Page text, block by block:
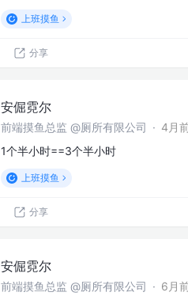
上班摸鱼
分享
安倔霓尔
前端摸鱼总监 @厕所有限公司 · 4月
1个半小时==3个半小时
上班摸鱼
分享
安倔霓尔
前端摸鱼总监 @厕所有限公司 · 6月